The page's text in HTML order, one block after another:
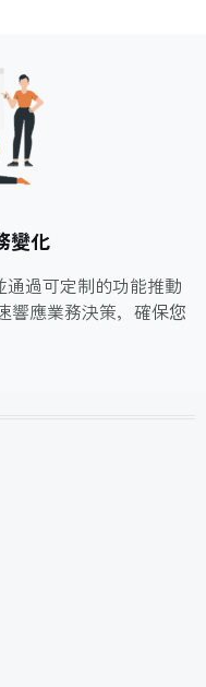
變化
過可定制的功能推動
響應業務決策，確保您